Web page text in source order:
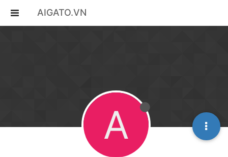
AIGATO.VN
A